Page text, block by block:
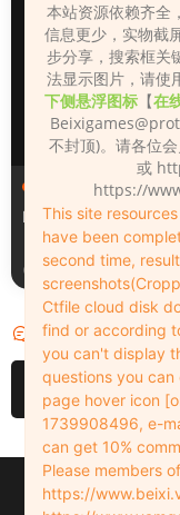
人物（Looks）
Monica_2_2_2
18小时前
评论 0
Copyleft ©
创作不易！有能力的同
本站资源依赖齐全
信息更少，实物截
步分享，搜索框关
法显示图片，请使
下侧悬浮图标 【在
不封顶)。请各位
或
https://
This site
have been
second time,
Ctfile cloud disk
find or according
you can't display
questions you
page hover icon
1739908496, e-
can get 10%
Please members
https://